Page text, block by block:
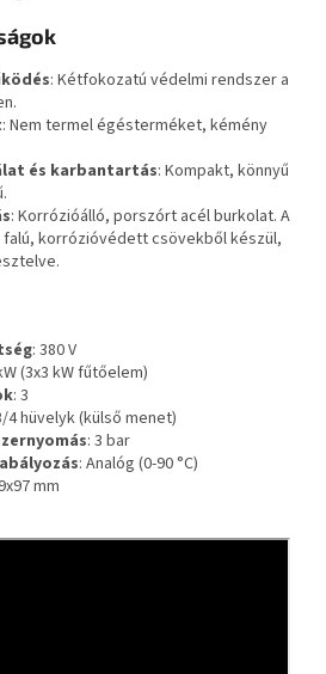
: Kétfokozatú védelmi rendszer a
: Nem termel égésterméket, kémény
és karbantartás: Kompakt, könnyű
: Korrózióálló, porszórt acél burkolat. A
korrózióvédett csövekből készül,
: 380 V
(3x3 kW fűtőelem)
: 3
4 hüvelyk (külső menet)
: 3 bar
: Analóg (0-90 °C)
mm